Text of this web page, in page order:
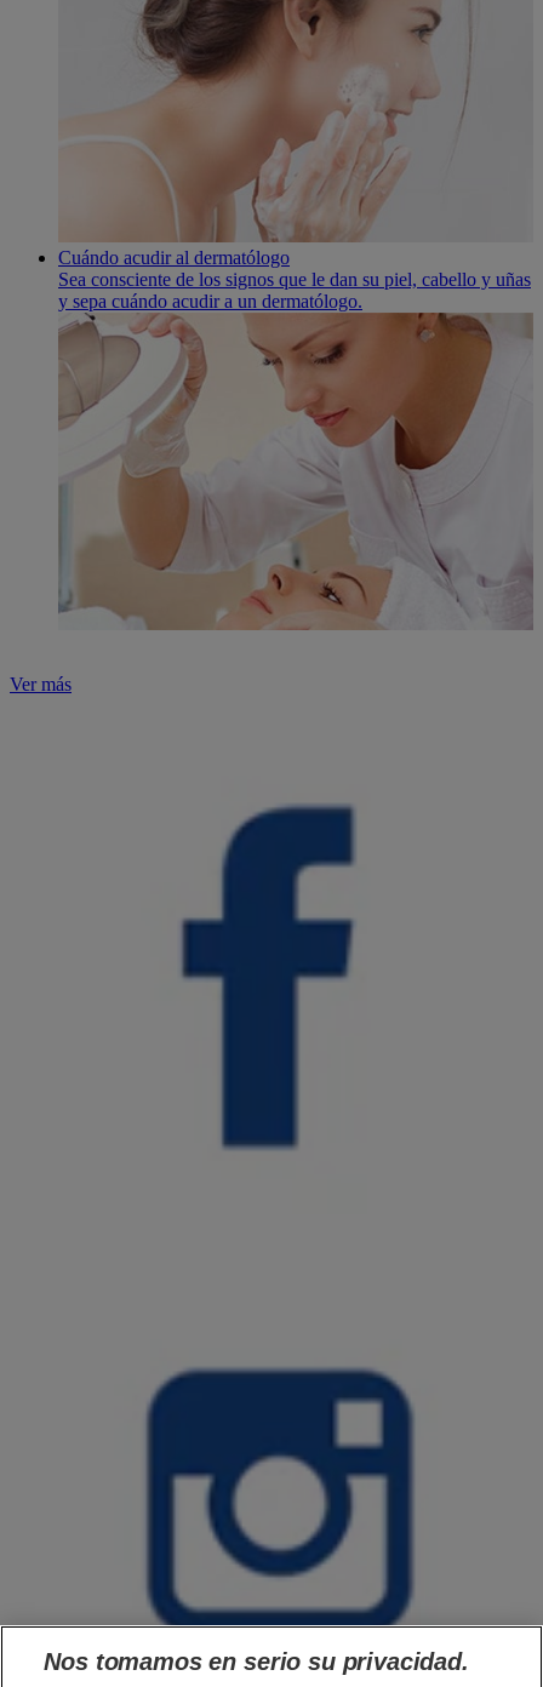
Cuándo acudir al dermatólogo
Sea consciente de los signos que le dan su piel, cabello y uñas
y sepa cuándo acudir a un dermatólogo.
Ver más
Nos tomamos en serio su privacidad.